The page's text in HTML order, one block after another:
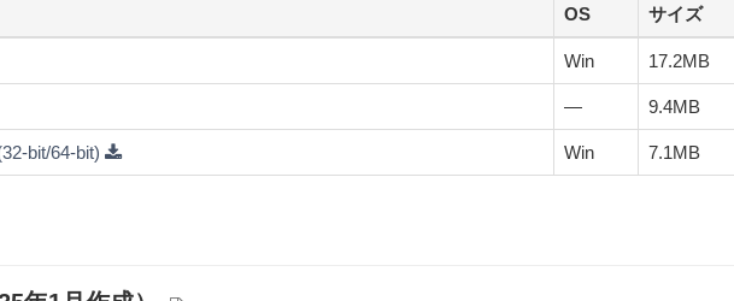
OS サイズ
Win 17.2MB
— 9.4MB
bit/64-bit) Win 7.1MB